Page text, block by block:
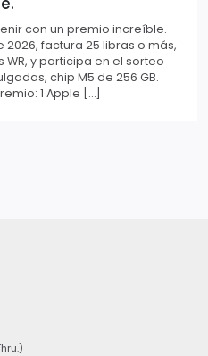
con un premio increíble.
2026, factura 25 libras o más,
y participa en el sorteo
chip M5 de 256 GB.
1 Apple […]